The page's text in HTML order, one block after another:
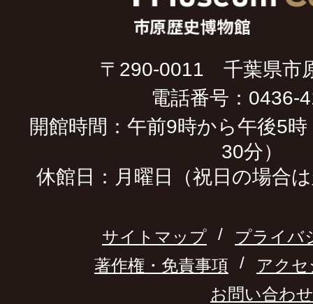
〒290-0011 千葉県市
電話番号：0436-
開館時間：午前9時から午後5
30分）
休館日：月曜日（祝日の場合
サイトマップ
プライバ
著作権・免責事項
アク
お問い合わせ